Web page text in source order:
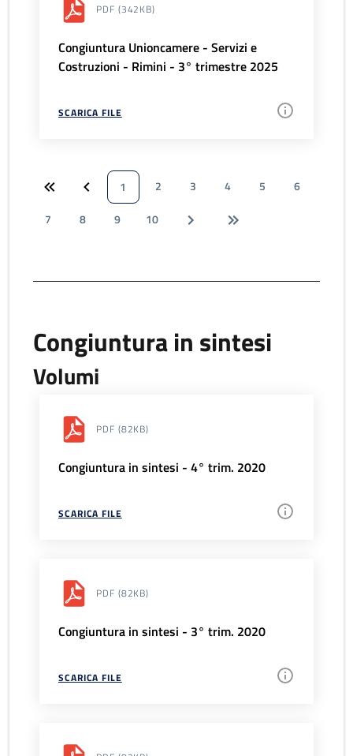
PDF (342KB)
Congiuntura Unioncamere - Servizi e
Costruzioni - Rimini - 3° trimestre 2025
SCARICA FILE
1 2 3 4 5
6
7
8 9 10
Congiuntura in sintesi
Volumi
PDF (82KB)
Congiuntura in sintesi - 4° trim. 2020
SCARICA FILE
PDF (82KB)
Congiuntura in sintesi - 3° trim. 2020
SCARICA FILE